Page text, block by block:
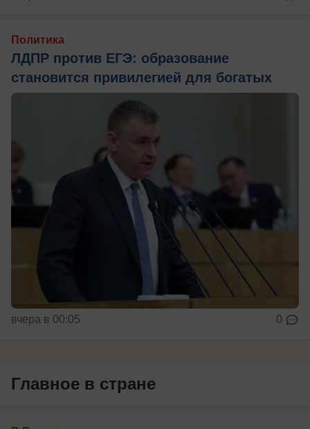
Политика
ЛДПР против ЕГЭ: образование
становится привилегией для богатых
вчера в 00:05 0
Главное в стране